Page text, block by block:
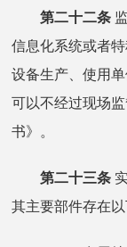
第二十二条
信息化系统或者
设备生产、使用
可以不经过现场
书》。
第二十三条
其主要部件存在